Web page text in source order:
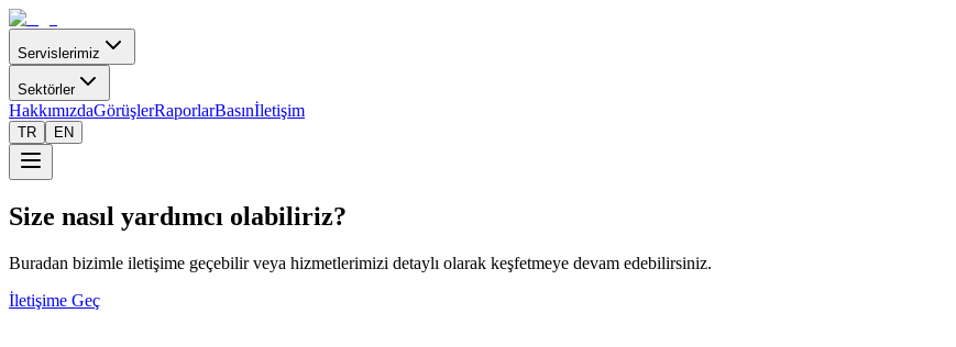
Servislerimiz
Sektörler
HakkımızdaGörüşlerRaporlarBasınİletişim
TR EN
Size nasıl yardımcı olabiliriz?
Buradan bizimle iletişime geçebilir veya hizmetlerimizi detaylı olarak keşfetmeye devam edebilirsiniz.
İletişime Geç